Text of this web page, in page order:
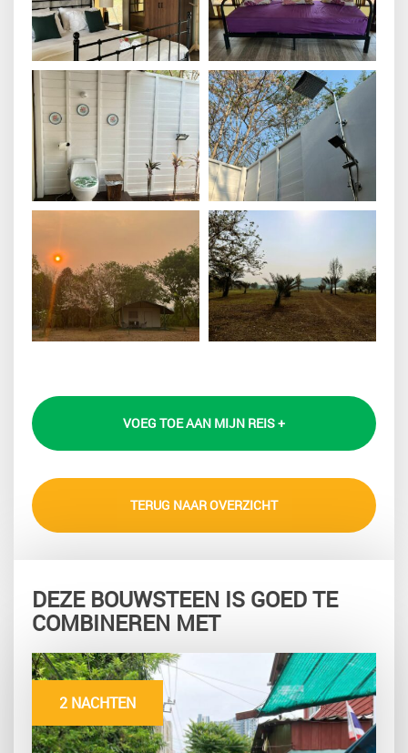
VOEG TOE AAN MIJN REIS +
TERUG NAAR OVERZICHT
DEZE BOUWSTEEN IS GOED TE
COMBINEREN MET
2 NACHTEN